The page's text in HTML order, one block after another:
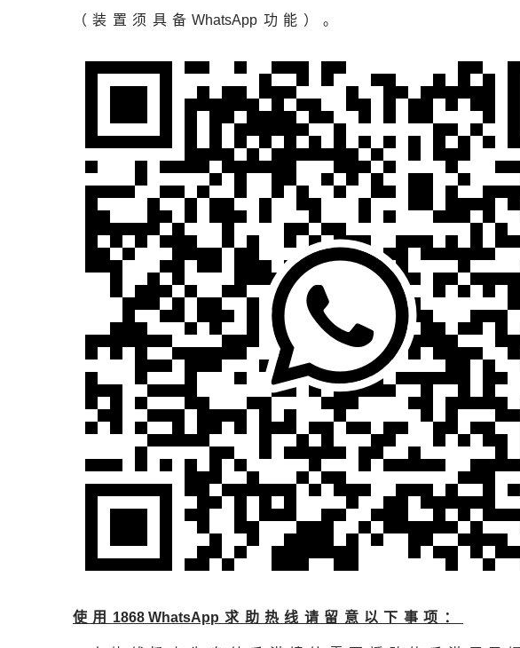
（装置须具备WhatsApp功能）。
使用 1868 WhatsApp求助热线请留意以下事项：